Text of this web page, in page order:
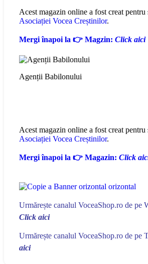
Acest magazin online a fost creat pentru
Asociației Vocea Creștinilor.
Mergi înapoi la 👉 Magzin: Click aici
Agenții Babilonului
Acest magazin online a fost creat pentru
Asociației Vocea Creștinilor.
Mergi înapoi la 👉 Magazin: Click
Urmărește canalul VoceaShop.ro de pe
Click aici
Urmărește canalul VoceaShop.ro de pe
aici